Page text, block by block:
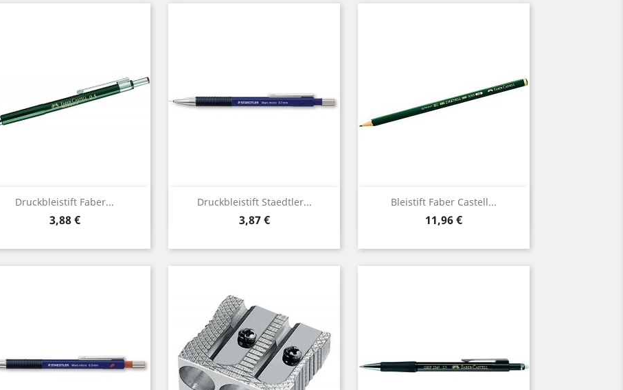
Druckbleistift Faber...
Preis
3,88 €
Vorschau Druckbleistift Staedtler...
Preis
3,87 €
Vorschau Bleistift Faber Castell...
Preis
11,96 €
 Vorschau